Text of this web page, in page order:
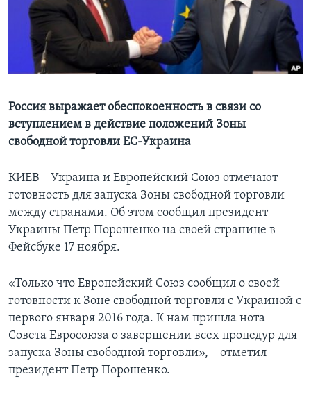
Learning English
СОЦИАЛЬНЫЕ СЕТИ
Языки
Россия выражает обеспокоенность в связи со
вступлением в действие положений Зоны
свободной торговли ЕС-Украина
КИЕВ – Украина и Европейский Союз отмечают
готовность для запуска Зоны свободной торговли
между странами. Об этом сообщил президент
Украины Петр Порошенко на своей странице в
Фейсбуке 17 ноября.
«Только что Европейский Союз сообщил о своей
готовности к Зоне свободной торговли с Украиной с
первого января 2016 года. К нам пришла нота
Совета Евросоюза о завершении всех процедур для
запуска Зоны свободной торговли», – отметил
президент Петр Порошенко.